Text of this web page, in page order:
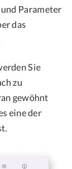
Parameter
das
Sie
zu
gewöhnt
eine der